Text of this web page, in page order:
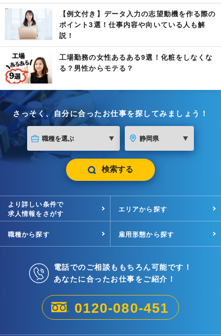
【例文付き】データ入力の志望動機を作る際の
ポイント3選！仕事内容や向いている人も解
説！
工場勤務の女性あるある9選！化粧をしなくな
る？男性からモテる？
さっそく、自分に合ったお仕事を探してみましょう！
検索する
より詳しい条件で
求人情報をさがす
エリアから探す
職種から探す 雇用形態から探す
電話でのご相談ももちろん可能です！
あなたに合ったお仕事をご紹介！
0120-080-451